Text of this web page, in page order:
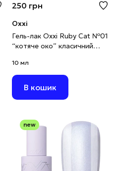
250 грн
Oxxi
Гель-лак Oxxi Ruby Cat №01
“котяче око” класичний
10 мл
В кошик
new